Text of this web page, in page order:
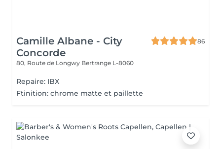
Camille Albane - City
Concorde
86
80, Route de Longwy Bertrange L-8060
Repaire: IBX
Ftinition: chrome matte et paillette